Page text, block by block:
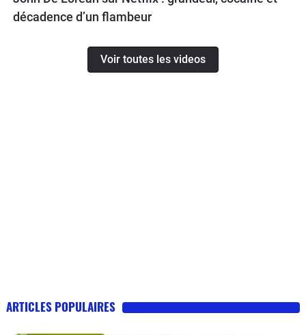
décadence d’un flambeur
Voir toutes les videos
ARTICLES POPULAIRES